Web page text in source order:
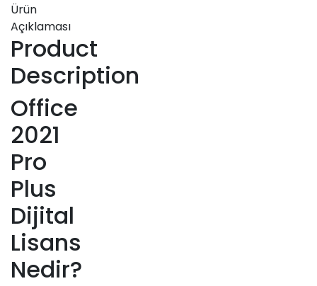
Ürün
Açıklaması
Product
Description
Office
2021
Pro
Plus
Dijital
Lisans
Nedir?